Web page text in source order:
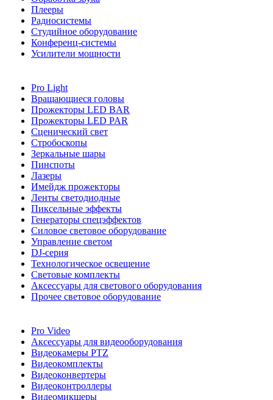
Плееры
Радиосистемы
Студийное оборудование
Конференц-системы
Усилители мощности
Pro Light
Вращающиеся головы
Прожекторы LED BAR
Прожекторы LED PAR
Сценический свет
Стробоскопы
Зеркальные шары
Пинспоты
Лазеры
Имейдж прожекторы
Ленты светодиодные
Пиксельные эффекты
Генераторы спецэффектов
Силовое световое оборудование
Управление светом
DJ-серия
Технологическое освещение
Световые комплекты
Аксессуары для светового оборудования
Прочее световое оборудование
Pro Video
Аксессуары для видеооборудования
Видеокамеры PTZ
Видеокомплекты
Видеоконвертеры
Видеоконтроллеры
Видеомикшеры